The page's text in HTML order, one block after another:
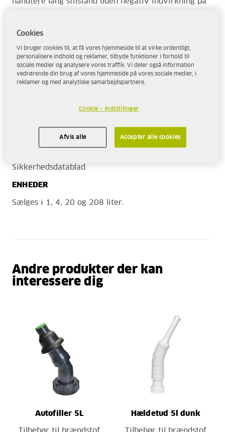
Kontakt os
ANVENDELSESOMRÅDER
Produktark
Sikkerhedsdatablad
ENHEDER
Sælges i 1, 4, 20 og 208 liter.
Andre produkter der kan
interessere dig
Autofiller 5L Hældetud 5l dunk
Cookies
Vi bruger cookies til, at få vores hjemmeside til at virke ordentligt,
personalisere indhold og reklamer, tilbyde funktioner i forhold til
sociale medier og analysere vores traffik. Vi deler også information
vedrørende din brug af vores hjemmeside på vores sociale medier, i
reklamer og med analytiske samarbejdspartnere.
Cookie - indstillinger
Afvis alle Accepter alle cookies